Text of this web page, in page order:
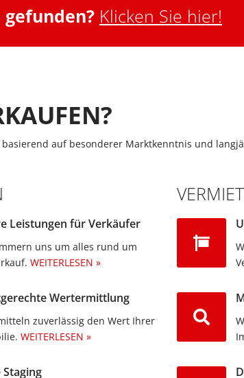
Klicken Sie hier!
auf besonderer Marktkenntnis und
Leistungen für Verkäufer
uns um alles rund um
WEITERLESEN »
Wertermittlung
zuverlässig den Wert Ihrer
WEITERLESEN »
Staging